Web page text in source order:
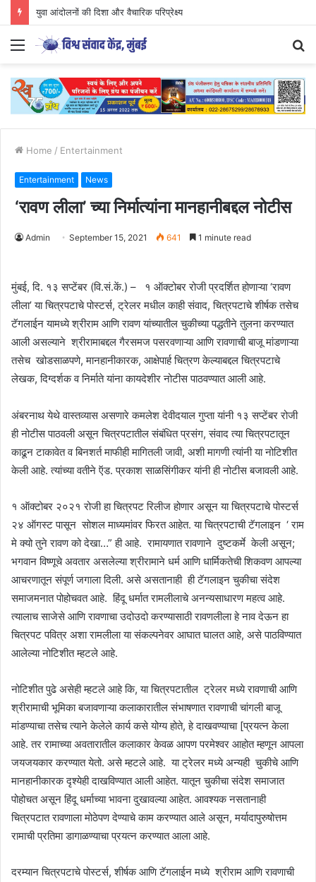
युवा आंदोलनों की दिशा और वैचारिक परिप्रेक्ष्य
Menu
Home / Entertainment
Entertainment News
‘रावण लीला’ च्या निर्मात्यांना मानहानीबद्दल नोटीस
Admin September 15, 2021 641 1 minute read
मुंबई, दि. १३ सप्टेंबर (वि.सं.कें.) – १ ऑक्टोबर रोजी प्रदर्शित होणाऱ्या ‘रावण
लीला’ या चित्रपटाचे पोस्टर्स, ट्रेलर मधील काही संवाद, चित्रपटाचे शीर्षक तसेच
टॅगलाईन यामध्ये श्रीराम आणि रावण यांच्यातील चुकीच्या पद्धतीने तुलना करण्यात
आली असल्याने श्रीरामाबद्दल गैरसमज पसरवणाऱ्या आणि रावणाची बाजू मांडणाऱ्या
तसेच खोडसाळपणे, मानहानीकारक, आक्षेपार्ह चित्रण केल्याबद्दल चित्रपटाचे
लेखक, दिग्दर्शक व निर्माते यांना कायदेशीर नोटीस पाठवण्यात आली आहे.
अंबरनाथ येथे वास्तव्यास असणारे कमलेश देवीदयाल गुप्ता यांनी १३ सप्टेंबर रोजी
ही नोटीस पाठवली असून चित्रपटातील संबंधित प्रसंग, संवाद त्या चित्रपटातून
काढून टाकावेत व बिनशर्त माफीही मागितली जावी, अशी मागणी त्यांनी या नोटिशीत
केली आहे. त्यांच्या वतीने ऍड. प्रकाश साळसिंगीकर यांनी ही नोटीस बजावली आहे.
१ ऑक्टोबर २०२१ रोजी हा चित्रपट रिलीज होणार असून या चित्रपटाचे पोस्टर्स
२४ ऑगस्ट पासून सोशल माध्यमांवर फिरत आहेत. या चित्रपटाची टॅगलाइन ‘ राम
मे क्यो तुने रावण को देखा…” ही आहे. रामायणात रावणाने दुष्टकर्मे केली असून;
भगवान विष्णूचे अवतार असलेल्या श्रीरामाने धर्म आणि धार्मिकतेची शिकवण आपल्या
आचरणातून संपूर्ण जगाला दिली. असे असतानाही ही टॅगलाइन चुकीचा संदेश
समाजमनात पोहोचवत आहे. हिंदू धर्मात रामलीलाचे अनन्यसाधारण महत्व आहे.
त्यालाच साजेसे आणि रावणाचा उदोउदो करण्यासाठी रावणलीला हे नाव देऊन हा
चित्रपट पवित्र अशा रामलीला या संकल्पनेवर आघात घालत आहे, असे पाठविण्यात
आलेल्या नोटिशीत म्हटले आहे.
नोटिशीत पुढे असेही म्हटले आहे कि, या चित्रपटातील ट्रेलर मध्ये रावणाची आणि
श्रीरामाची भूमिका बजावणाऱ्या कलाकारातील संभाषणात रावणाची चांगली बाजू
मांडण्याचा तसेच त्याने केलेले कार्य कसे योग्य होते, हे दाखवण्याचा [प्रयत्न केला
आहे. तर रामाच्या अवतारातील कलाकार केवळ आपण परमेश्वर आहोत म्हणून आपला
जयजयकार करण्यात येतो. असे म्हटले आहे. या ट्रेलर मध्ये अन्यही चुकीचे आणि
मानहानीकारक दृश्येही दाखविण्यात आली आहेत. यातून चुकीचा संदेश समाजात
पोहोचत असून हिंदू धर्माच्या भावना दुखावल्या आहेत. आवश्यक नसतानाही
चित्रपटात रावणाला मोठेपण देण्याचे काम करण्यात आले असून, मर्यादापुरुषोत्तम
रामाची प्रतिमा डागाळण्याचा प्रयत्न करण्यात आला आहे.
दरम्यान चित्रपटाचे पोस्टर्स, शीर्षक आणि टॅगलाईन मध्ये श्रीराम आणि रावणाची